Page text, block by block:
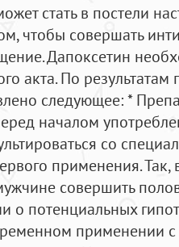
стать в постели
чтобы совершать
Дапоксетин
акта. По
следующее: *
началом
со
применения.
совершить
о потенциальных
применении